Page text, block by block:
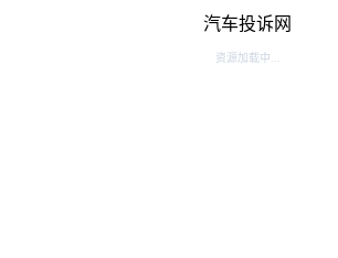
汽车投诉网
资源加载中...